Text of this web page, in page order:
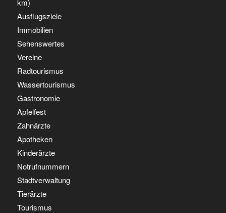
Ausflugsziele
Immobilien
Sehenswertes
Vereine
Radtourismus
Wassertourismus
Gastronomie
Apfelfest
Zahnärzte
Apotheken
Kinderärzte
Notrufnummern
Stadtverwaltung
Tierärzte
Tourismus